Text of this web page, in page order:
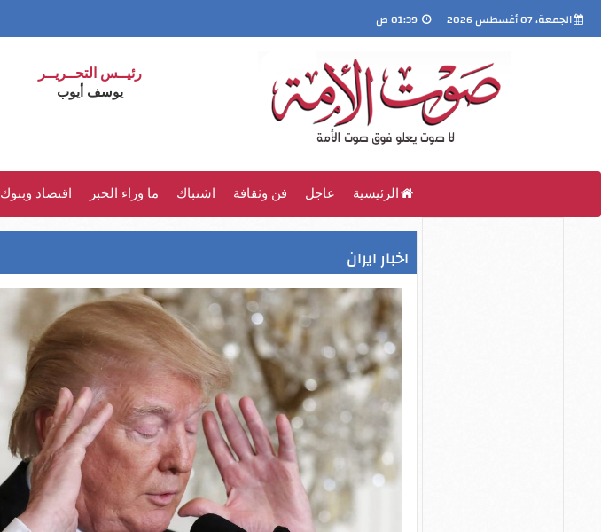
الجمعة، 07 أغسطس 2026
رئيــس التحــريــر
يوسف أيوب
الرئيسية عاجل فن وثقافة اشتباك ما وراء الخبر اقتصاد وبنوك
اخبار ايران